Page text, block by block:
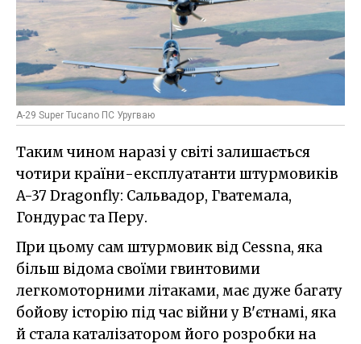
A-29 Super Tucano ПС Уругваю
Таким чином наразі у світі залишається
чотири країни-експлуатанти штурмовиків
A-37 Dragonfly: Сальвадор, Гватемала,
Гондурас та Перу.
При цьому сам штурмовик від Cessna, яка
більш відома своїми гвинтовими
легкомоторними літаками, має дуже багату
бойову історію під час війни у В'єтнамі, яка
й стала каталізатором його розробки на